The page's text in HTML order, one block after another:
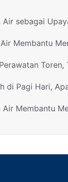
Air sebagai
Membantu
di Pagi Hari,
Air Membantu